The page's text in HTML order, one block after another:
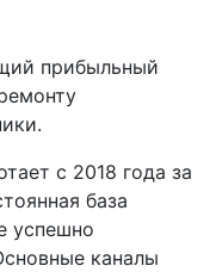
прибыльный
с 2018 года за
база
успешно
каналы